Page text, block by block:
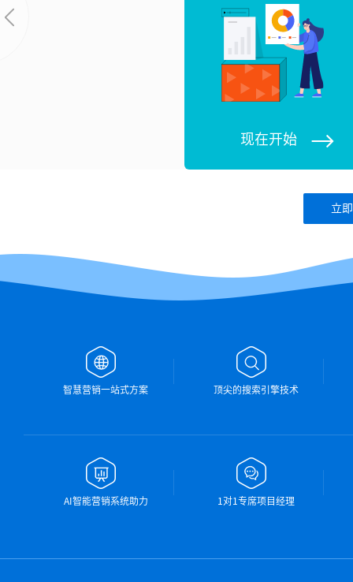
现在开始
立
智慧营销一站式方案 顶尖的搜索引擎技术
AI智能营销系统助力 1对1专席项目经理